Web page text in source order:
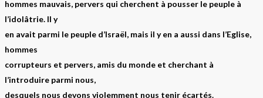
hommes mauvais, pervers qui cherchent à pousser le peuple à
l’idolâtrie. Il y
en avait parmi le peuple d’Israël, mais il y en a aussi dans l’Eglise,
hommes
corrupteurs et pervers, amis du monde et cherchant à
l’introduire parmi nous,
desquels nous devons violemment nous tenir écartés.